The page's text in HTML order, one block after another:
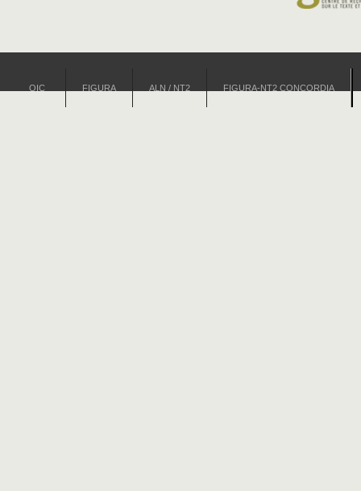
OIC FIGURA ALN / NT2 FIGURA-NT2 CONCORDIA